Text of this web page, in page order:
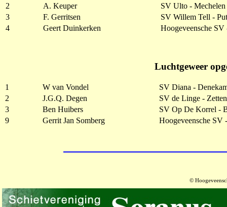
2
A. Keuper
SV Ulto - Mechelen
3
F. Gerritsen
SV Willem Tell -
4
Geert Duinkerken Hoogeveensche SV
Luchtgeweer
1 W van Vondel
SV Diana -
2
J.G.Q. Degen
SV de Linge - Zetten
3
Ben Huibers
SV Op De Korrel -
9
Gerrit Jan Somberg Hoogeveensche SV
©